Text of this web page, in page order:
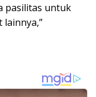
pasilitas untuk